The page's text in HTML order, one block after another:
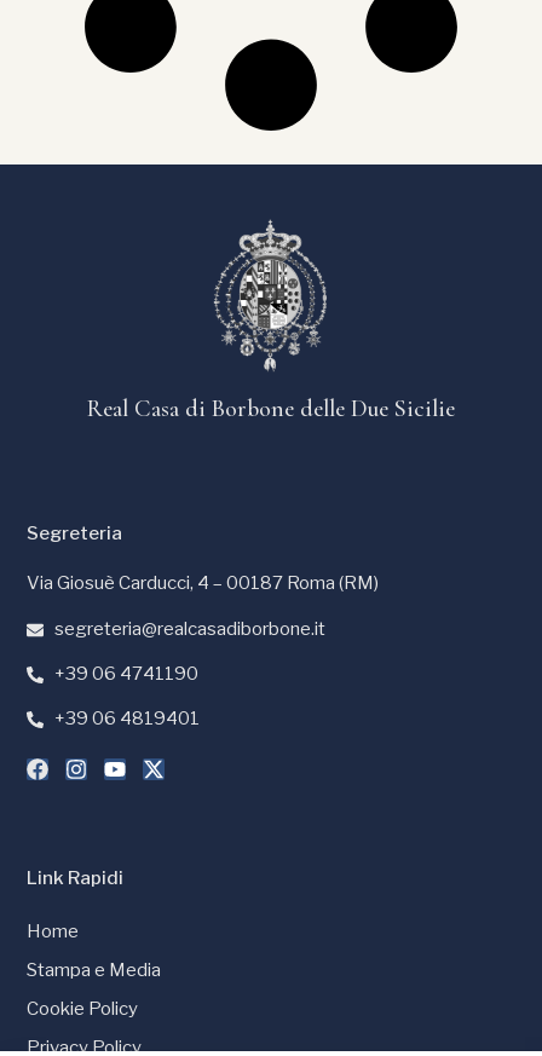
Real Casa di Borbone delle Due Sicilie
Link Rapidi
Home
Stampa e Media
Cookie Policy
Privacy Policy
Segreteria
Via Giosuè Carducci, 4 – 00187 Roma (RM)
segreteria@realcasadiborbone.it
+39 06 4741190
+39 06 4819401